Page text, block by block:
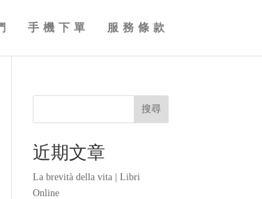
手機下單 服務條款
搜尋
近期文章
La brevità della vita | Libri
Online